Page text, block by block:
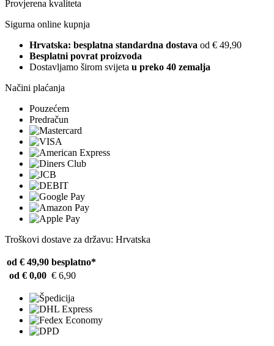
Provjerena kvaliteta
Sigurna online kupnja
Hrvatska: besplatna standardna dostava od € 49,90
Besplatni povrat proizvoda
Dostavljamo širom svijeta u preko 40 zemalja
Načini plaćanja
Pouzećem
Predračun
Troškovi dostave za državu: Hrvatska
od € 49,90 besplatno*
od € 0,00 € 6,90